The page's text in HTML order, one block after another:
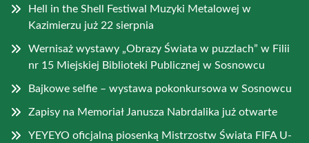
Hell in the Shell Festiwal Muzyki Metalowej w
Kazimierzu już 22 sierpnia
Wernisaż wystawy „Obrazy Świata w puzzlach” w Filii
nr 15 Miejskiej Biblioteki Publicznej w Sosnowcu
Bajkowe selfie – wystawa pokonkursowa w Sosnowcu
Zapisy na Memoriał Janusza Nabrdalika już otwarte
YEYEYO oficjalną piosenką Mistrzostw Świata FIFA U-